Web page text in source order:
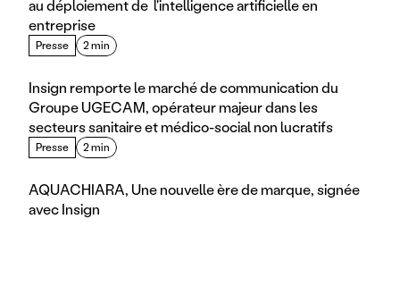
au déploiement de  l'intelligence artificielle en
entreprise
Presse 2 min
Insign remporte le marché de communication du
Groupe UGECAM, opérateur majeur dans les
secteurs sanitaire et médico-social non lucratifs
Presse 2 min
AQUACHIARA, Une nouvelle ère de marque, signée
avec Insign